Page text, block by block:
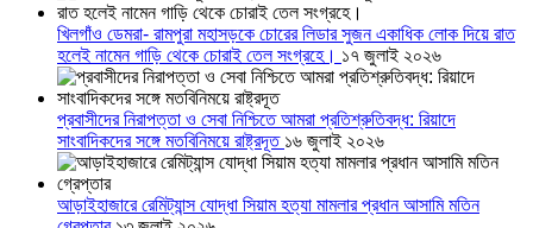
খিলগাঁও ডেমরা- রামপুরা মহাসড়কে চোরের লিডার সুজন একাধিক লোক দিয়ে রাত
হলেই নামেন গাড়ি থেকে চোরাই তেল সংগ্রহে। ১৭ জুলাই ২০২৬
প্রবাসীদের নিরাপত্তা ও সেবা নিশ্চিতে আমরা প্রতিশ্রুতিবদ্ধ: রিয়াদে
সাংবাদিকদের সঙ্গে মতবিনিময়ে রাষ্ট্রদূত ১৬ জুলাই ২০২৬
আড়াইহাজারে রেমিট্যান্স যোদ্ধা সিয়াম হত্যা মামলার প্রধান আসামি মতিন